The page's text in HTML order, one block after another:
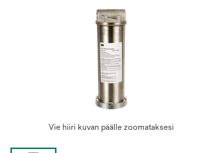
Vie hiiri kuvan päälle zoomataksesi